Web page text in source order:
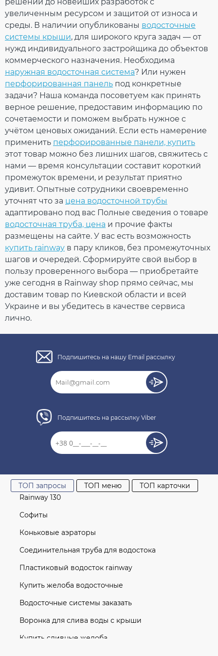
ПРОДОЛЖИТЬ ПОКУПКИ
УФ-излучению
Гарантия
10 лет
Европейский
стандарт
EN 12200-1:2016
Сертификат
соответствия
Сертифицирован
Рейтинг
ОТПРАВИТЬ
Тройник 67° 100 мм
(RAINWAY 130)
коричневый
На складе
913.03
136.95
Нет отзывов об этом товаре.
увеличенным ресурсом и защитой от износа и
среды. В наличии опубликованы водосточные
системы крыши, для широкого круга задач — от
нужд индивидуального застройщика до объектов
коммерческого назначения. Необходима
наружная водосточная система? Или нужен
перфорированная панель под конкретные
задачи? Наша команда посоветуем как принять
верное решение, предоставим информацию по
сочетаемости и поможем выбрать нужное с
учётом ценовых ожиданий. Если есть намерение
применить перфорированные панели, купить
этот товар можно без лишних шагов, свяжитесь с
нами — время консультации составит короткий
промежуток времени, и результат приятно
удивит. Опытные сотрудники своевременно
уточнят что за цена водосточной трубы
адаптировано под вас Полные сведения о товаре
водосточная труба, цена и прочие факты
размещены на сайте. У вас есть возможность
купить rainway в пару кликов, без промежуточных
шагов и очередей. Сформируйте свой выбор в
пользу проверенного выбора — приобретайте
уже сегодня в Rainway shop прямо сейчас, мы
доставим товар по Киевской области и всей
Украине и вы убедитесь в качестве сервиса
лично.
Подпишитесь на нашу Email рассылку
Подпишитесь на рассылку Viber
ТОП запросы ТОП меню
ТОП карточки
Rainway 130
Софиты
Коньковые аэраторы
Соединительная труба для водостока
Пластиковый водосток rainway
Купить желоба водосточные
Водосточные системы заказать
Воронка для слива воды с крыши
Купить сливные желоба